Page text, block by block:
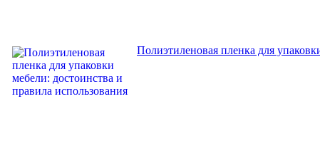
Полиэтиленовая пленка для